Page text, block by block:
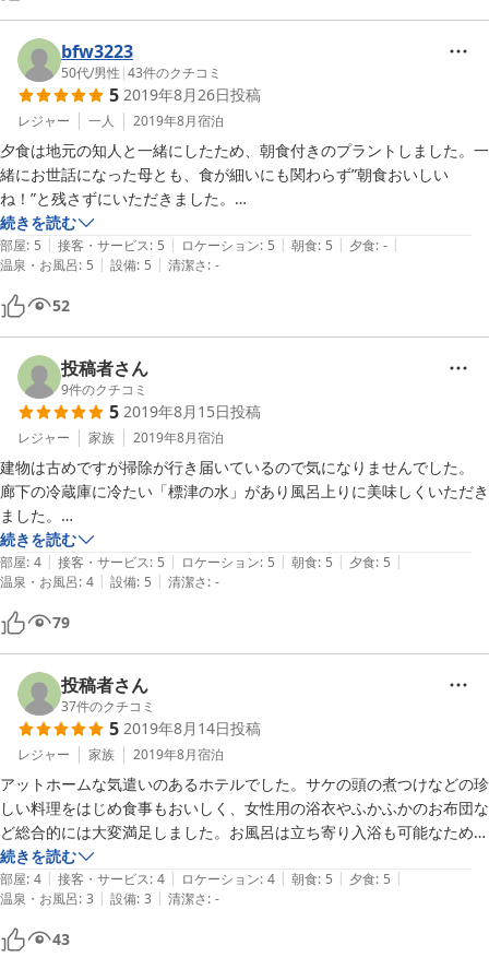
bfw3223
50代/男性 |43件のクチコミ
5 2019年8月26日投稿
レジャー 一人 2019年8月宿泊
夕食は地元の知人と一緒にしたため、朝食付きのプラントしました。一
緒にお世話になった母とも、食が細いにも関わらず”朝食おいしい
ね！”と残さずにいただきました。
大浴場も静かでゆったり、最高です。
部屋もきれいし、スタッフさんも親切で最高です。
全く過不足がありませんでした。
どうもありがとうございました。
次回も、是非お世話になりますのでよろしくお願いします。
続きを読む
部屋: 5 | 接客・サービス: 5 | ロケーション: 5 | 朝食: 5 | 夕食: - |
温泉・お風呂: 5 | 設備: 5 | 清潔さ: -
52
投稿者さん
9件のクチコミ
5 2019年8月15日投稿
レジャー 家族 2019年8月宿泊
建物は古めですが掃除が行き届いているので気になりませんでした。
廊下の冷蔵庫に冷たい「標津の水」があり風呂上りに美味しくいただき
ました。
温泉は熱めでアルカリ性塩化物泉でツルツルしますし、シャワーからも
温泉水が出ているようでシャンプーやリンスが洗い流せたかよくわから
ないくらいです。
夕食はとても豪華で、おかみさんの手作りという手の込んだ料理が所狭
しと並んでどれもおいしかったです。鮭のお頭を煮込んだもの、最初ち
ょっとびっくりしましたが骨まで柔らかくてきれいに食べてしまいまし
た。こちらはおかみさんのお料理をいただくだけでも価値があります。
また機会を見つけよせていただきたいと思います。
続きを読む
部屋: 4 | 接客・サービス: 5 | ロケーション: 5 | 朝食: 5 | 夕食: 5 |
温泉・お風呂: 4 | 設備: 5 | 清潔さ: -
79
投稿者さん
37件のクチコミ
5 2019年8月14日投稿
レジャー 家族 2019年8月宿泊
アットホームな気遣いのあるホテルでした。サケの頭の煮つけなどの珍
しい料理をはじめ食事もおいしく、女性用の浴衣やふかふかのお布団な
ど総合的には大変満足しました。お風呂は立ち寄り入浴も可能なため、
夕方は非常に混みあい、子供が騒いだり、落ち着けませんでした。お風
呂にはリンスインシャンプーが数個置かれていただけで、宿泊者用には
専用にシャンプー・リンスを貸し出すようにしていただけるとよいと思
いました。
続きを読む
部屋: 4 | 接客・サービス: 4 | ロケーション: 4 | 朝食: 5 | 夕食: 5 |
温泉・お風呂: 3 | 設備: 3 | 清潔さ: -
43